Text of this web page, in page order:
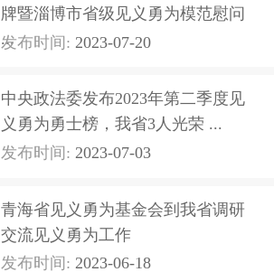
牌暨淄博市省级见义勇为模范慰问
...
发布时间: 2023-07-20
中央政法委发布2023年第二季度见
义勇为勇士榜，我省3人光荣 ...
发布时间: 2023-07-03
青海省见义勇为基金会到我省调研
交流见义勇为工作
发布时间: 2023-06-18